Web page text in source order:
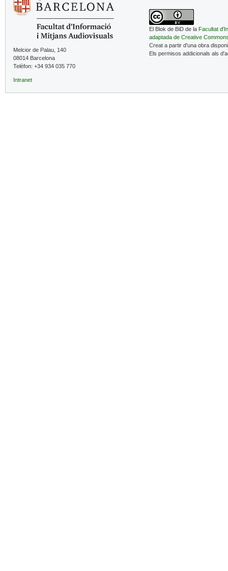
Melcior de Palau, 140
08014 Barcelona
Telèfon: +34 934 035 770
Intranet
El Blok de BiD de la Facultat
adaptada de Creative
Creat a partir d'una obra
Els permisos addicionals als